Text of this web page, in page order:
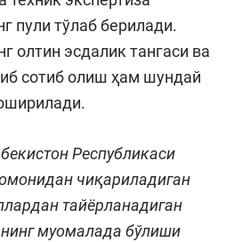
пули тўлаб берилади.
олтин эсдалик тангаси ва
сотиб олиш ҳам шундай
Республикаси
чиқариладиган
тайёрланадиган
муомалада бўлиши